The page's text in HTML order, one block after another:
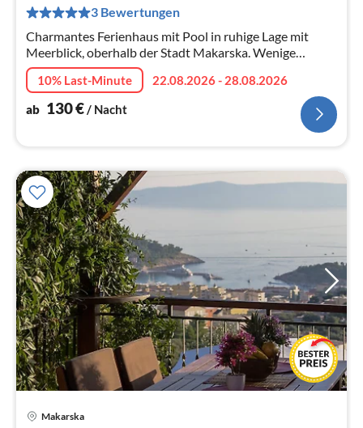
3 Bewertungen
Charmantes Ferienhaus mit Pool in ruhige Lage mit
Meerblick, oberhalb der Stadt Makarska. Wenige
Fahrminuten vom Zentrum und Strand entfernt. Ideal
für eine kleine Familie.
10% Last-Minute
22.08.2026 - 28.08.2026
ab 130€/ Nacht
Makarska